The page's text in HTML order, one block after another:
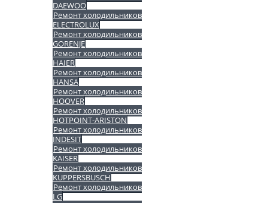
DAEWOO
Ремонт холодильников
ELECTROLUX
Ремонт холодильников
GORENJE
Ремонт холодильников
HAIER
Ремонт холодильников
HANSA
Ремонт холодильников
HOOVER
Ремонт холодильников
HOTPOINT-ARISTON
Ремонт холодильников
INDESIT
Ремонт холодильников
KAISER
Ремонт холодильников
KUPPERSBUSCH
Ремонт холодильников
LG